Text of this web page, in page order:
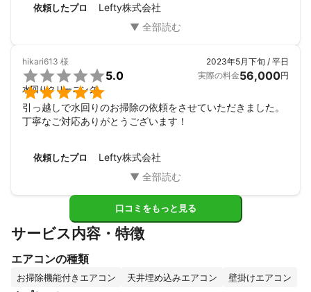
依頼したプロ Lefty株式会社
hikari613 様


5.0
水回りクリーニング
2023年5月下旬 / 平日
実際の料金56,000円
引っ越しで水回りのお掃除の依頼をさせていただきました。
丁寧なご対応ありがとうございます！
依頼したプロ Lefty株式会社
口コミをもっと見る
サービス内容・特徴
エアコンの種類
お掃除機能付きエアコン 天井埋め込みエアコン 壁掛けエアコン